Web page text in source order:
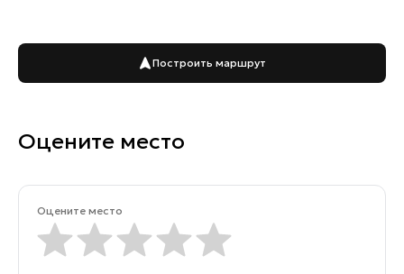
Построить маршрут
Оцените место
Оцените место